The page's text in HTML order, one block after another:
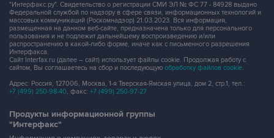
"Интерфакс.ру". Свидетельство о регистрации СМИ ЭЛ № ФС 77 - 84928 выдано
Федеральной службой по надзору в сфере связи, информационных технологий и
массовых коммуникаций (Роскомнадзор) 21.03.2023. Вся информация,
размещенная на данном веб-сайте, предназначена только для персонального
пользования и не подлежит дальнейшему воспроизведению и/или
распространению в какой-либо форме, иначе как с письменного разрешения
Интерфакса.
Сайт Interfax.ru (далее – сайт) использует файлы cookie. Продолжая работу с
сайтом, Вы соглашаетесь на сбор и последующую обработку файлов cookie.
Адрес: Россия, 127006, Москва, 1-я Тверская-Ямская улица, дом 2, стр.1, тел.:
+7 (499) 250-98-40, факс: +7 (499) 250-97-27
Продукты информационной группы
"Интерфакс"